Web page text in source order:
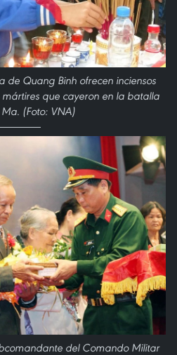
de Quang Binh ofrecen inciensos
que cayeron en la batalla
(Foto: VNA)
del Comando Militar